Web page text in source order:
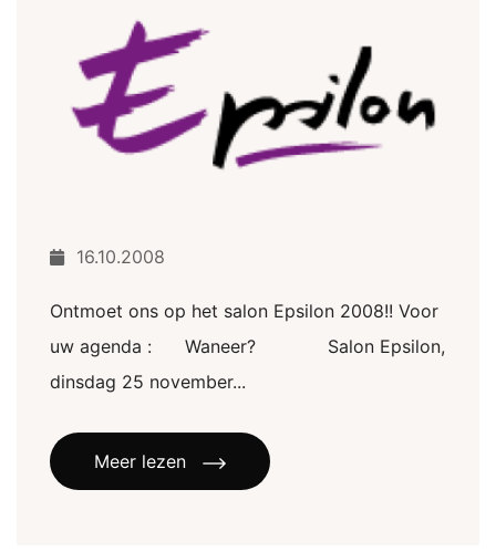
16.10.2008
Ontmoet ons op het salon Epsilon 2008!! Voor
uw agenda : Waneer? Salon Epsilon,
dinsdag 25 november...
Meer lezen